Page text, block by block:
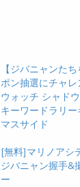
【ジバニャンた
ポン抽選にチャ
ウォッチ シャド
キーワードラリ
マスサイド
[無料]マリノアシ
ジバニャン握手&
ー